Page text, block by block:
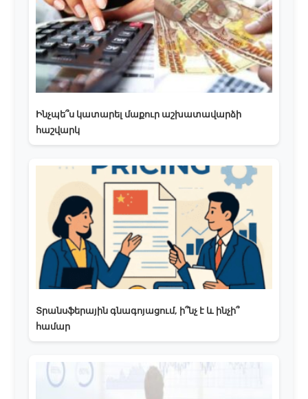
Ինչպե՞ս կատարել մաքուր աշխատավարձի
հաշվարկ
Տրանսֆերային գնագոյացում, ի՞նչ է և ինչի՞
համար